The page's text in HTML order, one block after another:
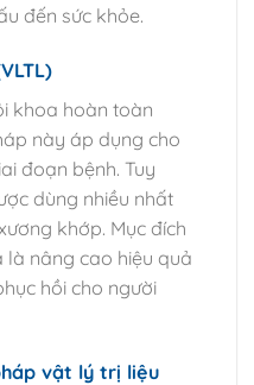
đến sức khỏe.
khoa hoàn toàn
này áp dụng cho
đoạn bệnh. Tuy
dùng nhiều nhất
khớp. Mục đích
nâng cao hiệu quả
hồi cho người
vật lý trị liệu